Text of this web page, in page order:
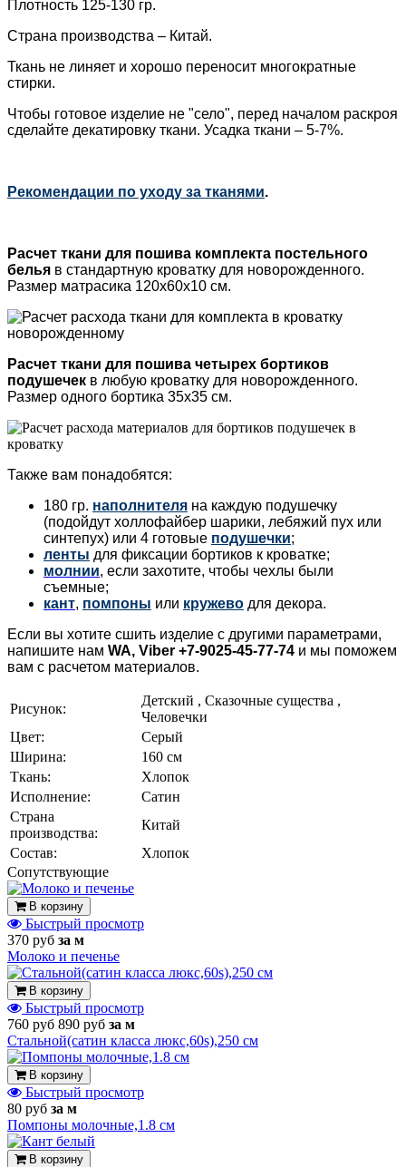
Плотность 125-130 гр.
Страна производства – Китай.
Ткань не линяет и хорошо переносит многократные
стирки.
Чтобы готовое изделие не "село", перед началом раскроя
сделайте декатировку ткани. Усадка ткани – 5-7%.
Рекомендации по уходу за тканями.
Расчет ткани для пошива комплекта постельного
белья в стандартную кроватку для новорожденного.
Размер матрасика 120х60х10 см.
Расчет ткани для пошива четырех бортиков
подушечек в любую кроватку для новорожденного.
Размер одного бортика 35х35 см.
Также вам понадобятся:
180 гр. наполнителя на каждую подушечку
(подойдут холлофайбер шарики, лебяжий пух или
синтепух) или 4 готовые подушечки;
ленты для фиксации бортиков к кроватке;
молнии, если захотите, чтобы чехлы были
съемные;
кант, помпоны или кружево для декора.
Если вы хотите сшить изделие с другими параметрами,
напишите нам WA, Viber +7-9025-45-77-74 и мы поможем
вам с расчетом материалов.
Рисунок:
Детский , Сказочные существа ,
Человечки
Цвет:
Серый
Ширина:
160 см
Ткань:
Хлопок
Исполнение:
Сатин
Страна
производства:
Китай
Состав:
Хлопок
Cопутствующие
В корзину
Быстрый просмотр
370 руб за м
Молоко и печенье
В корзину
Быстрый просмотр
760 руб 890 руб за м
Стальной(сатин класса люкс,60s),250 см
В корзину
Быстрый просмотр
80 руб за м
Помпоны молочные,1.8 см
В корзину